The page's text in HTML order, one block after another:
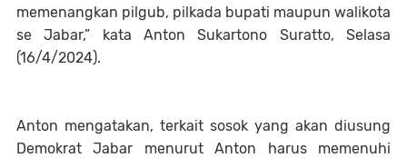
memenangkan pilgub, pilkada bupati maupun walikota
se Jabar,” kata Anton Sukartono Suratto, Selasa
(16/4/2024).
Anton mengatakan, terkait sosok yang akan diusung
Demokrat Jabar menurut Anton harus memenuhi